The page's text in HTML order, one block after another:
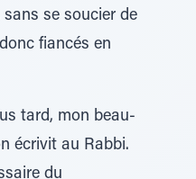
se soucier de
fiancés en
tard, mon beau-
écrivit au Rabbi.
du